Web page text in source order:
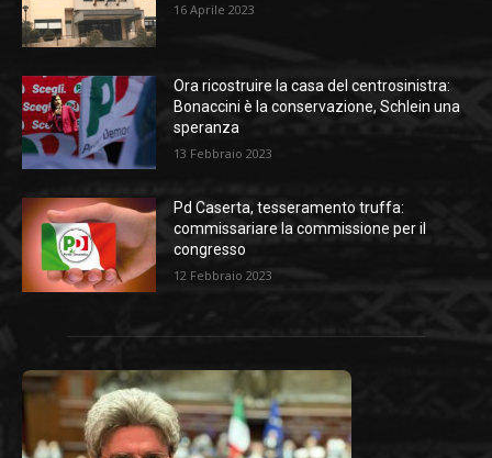
16 Aprile 2023
Ora ricostruire la casa del centrosinistra:
Bonaccini è la conservazione, Schlein una
speranza
13 Febbraio 2023
Pd Caserta, tesseramento truffa:
commissariare la commissione per il
congresso
12 Febbraio 2023